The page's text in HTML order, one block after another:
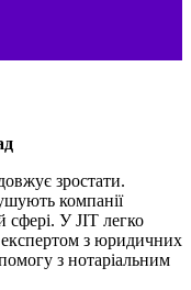
зростати.
компанії
сфері. У JIT легко
експертом з юридичних
з нотаріальним